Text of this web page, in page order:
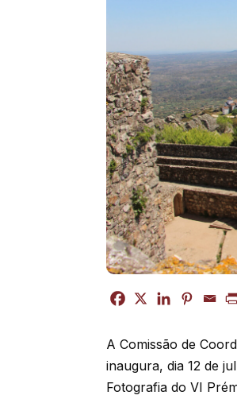
A Comissão de
inaugura, dia 12 de
Fotografia do VI